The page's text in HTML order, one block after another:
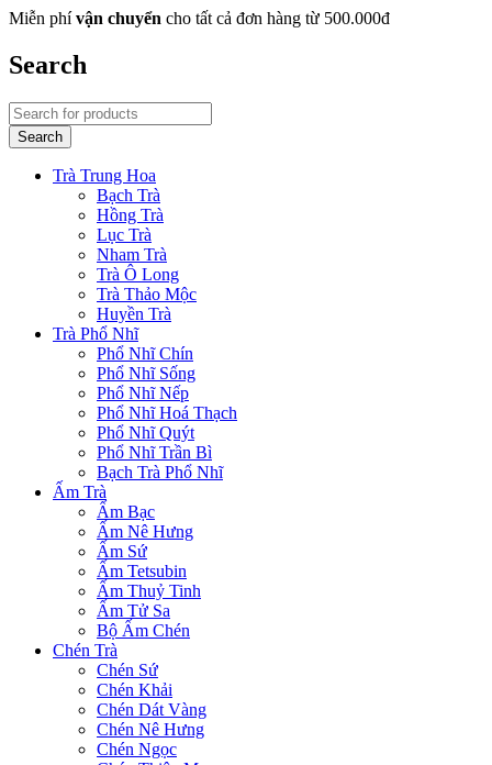
Miễn phívận chuyển cho tất cả đơn hàng từ 500.000đ
Search
Trà Trung Hoa
Bạch Trà
Hồng Trà
Lục Trà
Nham Trà
Trà Ô Long
Trà Thảo Mộc
Huyền Trà
Trà Phổ Nhĩ
Phổ Nhĩ Chín
Phổ Nhĩ Sống
Phổ Nhĩ Nếp
Phổ Nhĩ Hoá Thạch
Phổ Nhĩ Quýt
Phổ Nhĩ Trần Bì
Bạch Trà Phổ Nhĩ
Ấm Trà
Ấm Bạc
Ấm Nê Hưng
Ấm Sứ
Ấm Tetsubin
Ấm Thuỷ Tinh
Ấm Tử Sa
Bộ Ấm Chén
Chén Trà
Chén Sứ
Chén Khải
Chén Dát Vàng
Chén Nê Hưng
Chén Ngọc